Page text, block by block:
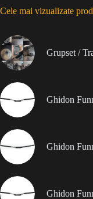
Cele mai vizualizate
Grupset /
Ghidon
Ghidon
Ghidon